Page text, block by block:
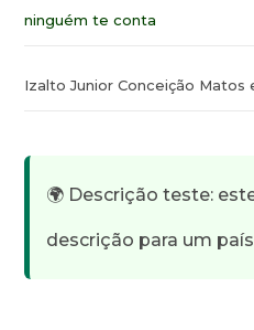
ninguém te conta
Izalto Junior Conceição Matos
🌍 Descrição teste:
descrição para um